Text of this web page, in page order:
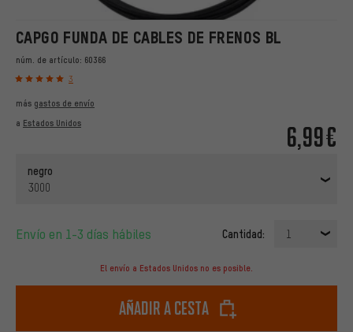
CAPGO FUNDA DE CABLES DE FRENOS BL
núm. de artículo: 60366
3
6,99€
más gastos de envío
a Estados Unidos
negro
3000
Envío en 1-3 días hábiles Cantidad: 1
El envío a Estados Unidos no es posible.
Añadir a cesta